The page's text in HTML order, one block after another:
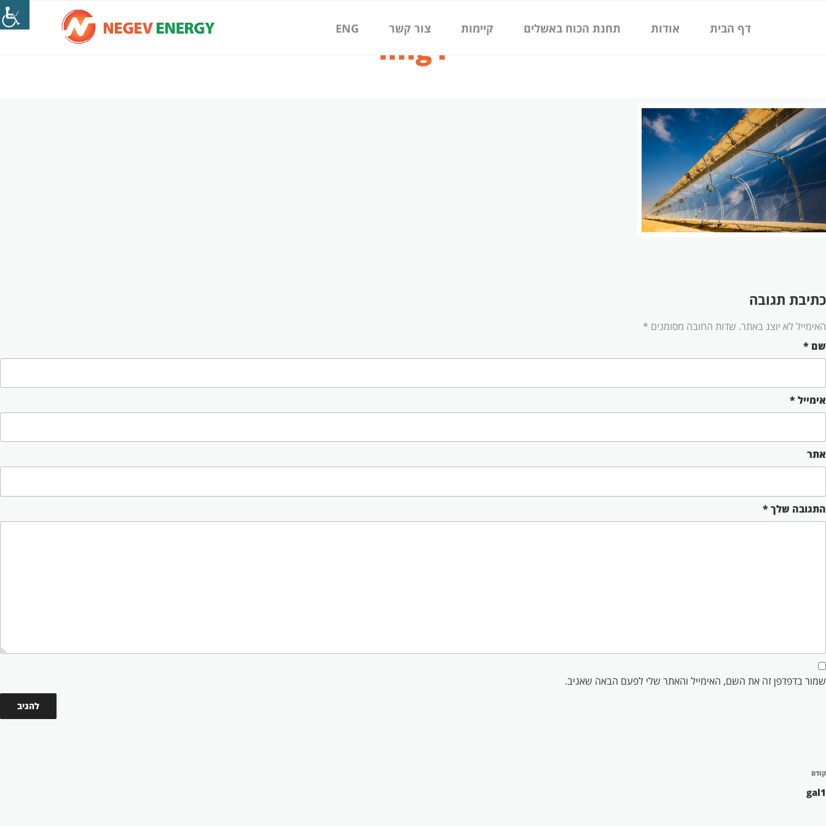
דף הבית אודות תחנת הכוח באשלים קיימות צור קשר ENG
img1
כתיבת תגובה
האימייל לא יוצג באתר. שדות החובה מסומנים *
שם *
אימייל*
אתר
התגובה שלך*
שמור בדפדפן זה את השם, האימייל והאתר שלי לפעם הבאה שאגיב.
ניווט
הפוסט
הקודם
קודם
gal1